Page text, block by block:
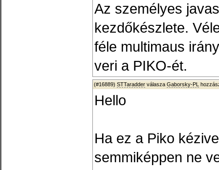
Az személyes
kezdőkészlete.
féle multimaus
veri a PIKO-ét.
(#16889) STTaradder válasza Gaborsky-PL
Hello
Ha ez a Piko
semmiképpen ne